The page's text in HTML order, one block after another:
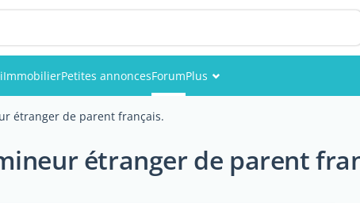
ImmobilierPetites annoncesForumPlus
Membres
étranger de parent français.
étranger de parent